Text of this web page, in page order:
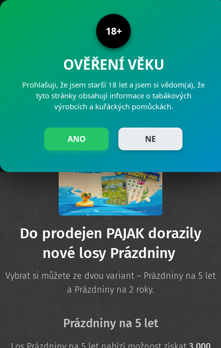
NOVÉ LOSY PRÁZDNINY
Do prodejen PAJAK dorazily
nové losy Prázdniny
Vybrat si můžete ze dvou variant – Prázdniny na 5 let
a Prázdniny na 2 roky.
Prázdniny na 5 let
18+
OVĚŘENÍ VĚKU
Prohlašuji, že jsem starší 18 let a jsem si vědom(a), že
tyto stránky obsahují informace o tabákových
výrobcích a kuřáckých pomůckách.
ANO NE